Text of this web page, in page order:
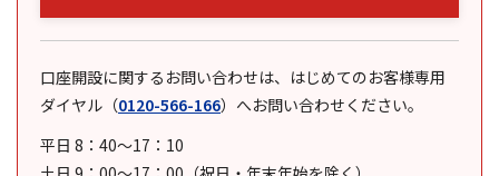
口座開設に関するお問い合わせは、はじめてのお客様専用
ダイヤル （0120-566-166） へお問い合わせください。
平日 8：40～17：10